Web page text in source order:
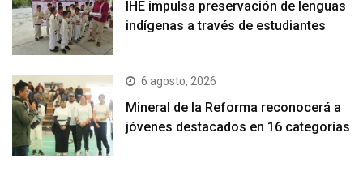
IHE impulsa preservación de lenguas
indígenas a través de estudiantes
6 agosto, 2026
Mineral de la Reforma reconocerá a
jóvenes destacados en 16 categorías